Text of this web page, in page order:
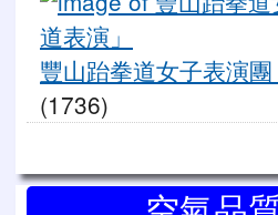
豐山跆拳道女子表演團
(1736)